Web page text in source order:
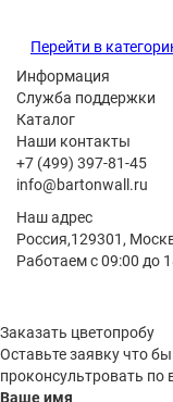
Перейти в
Информация
Служба поддержки
Каталог
Наши контакты
+7 (499) 397-81-45
info@bartonwall.ru
Наш адрес
Россия,129301,
Работаем с 09:00 до
Заказать цветопробу
Оставьте заявку что
проконсультровать по
Ваше имя